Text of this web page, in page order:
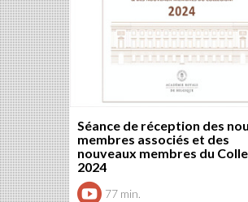
Séance de réception des
membres associés et des
nouveaux membres du
2024
77 min.